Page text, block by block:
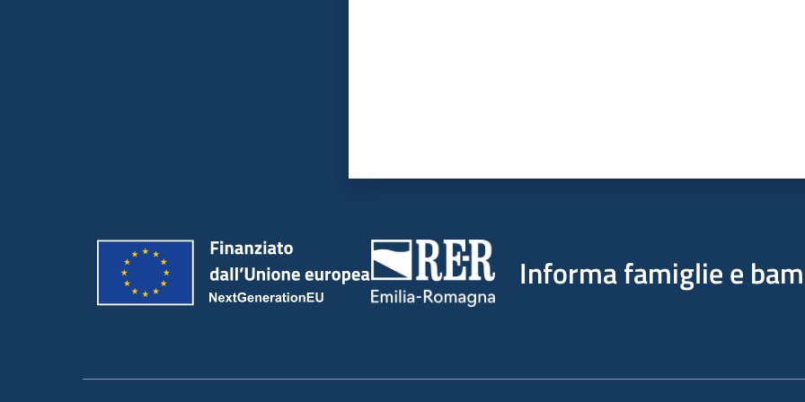
Informa famiglie e